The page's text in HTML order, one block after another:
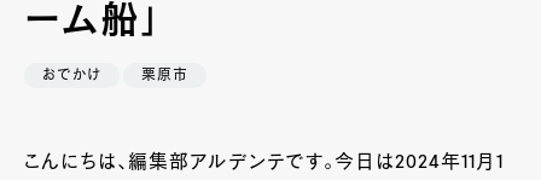
ーム船」
おでかけ 栗原市
こんにちは、編集部アルデンテです。今日は2024年11月1